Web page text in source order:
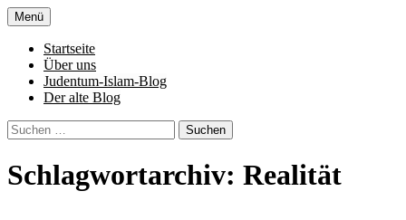
Zum
Inhalt
springen
Al-Adala.de
von allem
Menü
Startseite
Über uns
Judentum-Islam-Blog
Der alte Blog
Suchen
nach:
Schlagwortarchiv: Realität